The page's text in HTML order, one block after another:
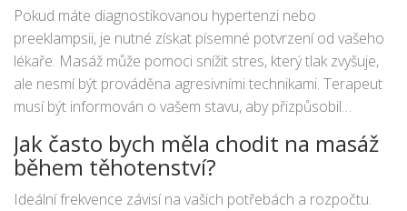
Pokud máte diagnostikovanou hypertenzi nebo
preeklampsii, je nutné získat písemné potvrzení od vašeho
lékaře. Masáž může pomoci snížit stres, který tlak zvyšuje,
ale nesmí být prováděna agresivními technikami. Terapeut
musí být informován o vašem stavu, aby přizpůsobil
negativně ovlivnit.
Jak často bych měla chodit na masáž
během těhotenství?
Ideální frekvence závisí na vašich potřebách a rozpočtu.